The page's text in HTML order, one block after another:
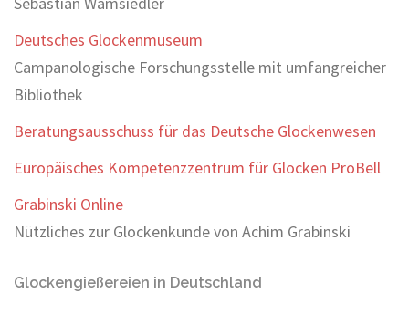
Deutsches Glockenmuseum
Campanologische Forschungsstelle mit umfangreicher
Bibliothek
Beratungsausschuss für das Deutsche Glockenwesen
Europäisches Kompetenzzentrum für Glocken ProBell
Grabinski Online
Nützliches zur Glockenkunde von Achim Grabinski
Glockengießereien in Deutschland